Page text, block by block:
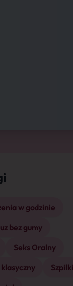
w godzinie
bez gumy
Seks Oralny
klasyczny
Szpilki